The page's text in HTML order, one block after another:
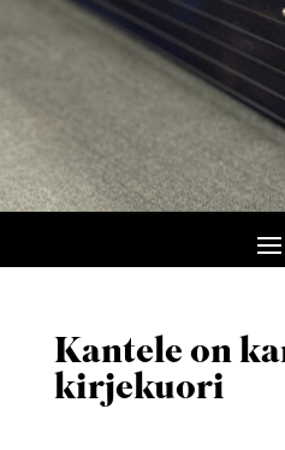
Kantele on
kirjekuori